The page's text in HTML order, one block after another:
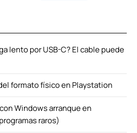
lento por USB-C? El cable puede
formato físico en Playstation
Windows arranque en
raros)